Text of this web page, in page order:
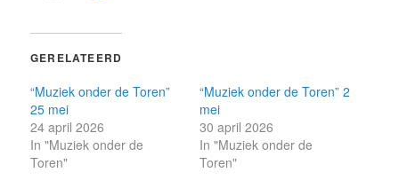
GERELATEERD
“Muziek onder de Toren”
25 mei
24 april 2026
In "Muziek onder de
Toren"
“Muziek onder de Toren” 2
mei
30 april 2026
In "Muziek onder de
Toren"